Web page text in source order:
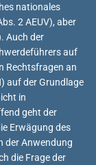
nationales
2 AEUV), aber
Auch der
auf
Rechtsfragen an
auf der Grundlage
in
geht der
Erwägung des
der Anwendung
die Frage der